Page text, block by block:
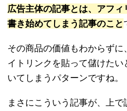
広告主体の記事とは、アフ
書き始めてしまう記事のこと
その商品の価値もわからず
イトリンクを貼って儲けた
いてしまうパターンですね。
まさにこういう記事が、上で